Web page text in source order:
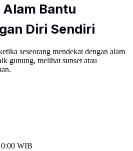
Bantu
Diri Sendiri
seseorang mendekat dengan alam
gunung, melihat sunset atau
WIB